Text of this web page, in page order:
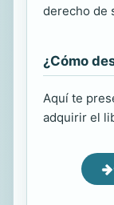
derecho de
¿Cómo
Aquí te
adquirir el